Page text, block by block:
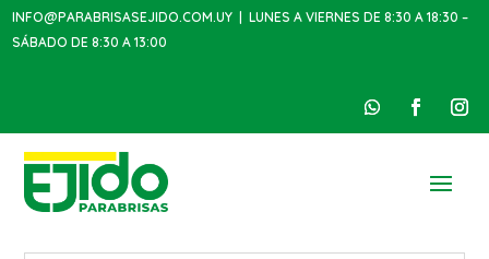
INFO@PARABRISASEJIDO.COM.UY | LUNES A VIERNES DE 8:30 A 18:30 –
SÁBADO DE 8:30 A 13:00